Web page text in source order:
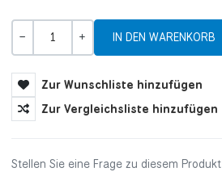
Zur Wunschliste hinzufügen
Zur Vergleichsliste hinzufügen
Stellen Sie eine Frage zu diesem Produkt